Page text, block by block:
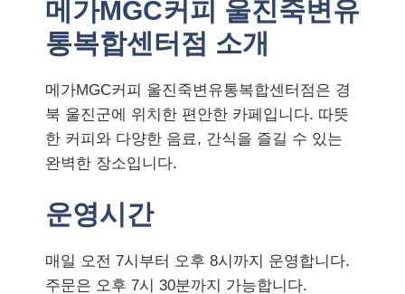
메가MGC커피 울진죽변유
통복합센터점 소개
메가MGC커피 울진죽변유통복합센터점은 경
북 울진군에 위치한 편안한 카페입니다. 따뜻
한 커피와 다양한 음료, 간식을 즐길 수 있는
완벽한 장소입니다.
운영시간
매일 오전 7시부터 오후 8시까지 운영합니다.
주문은 오후 7시 30분까지 가능합니다.